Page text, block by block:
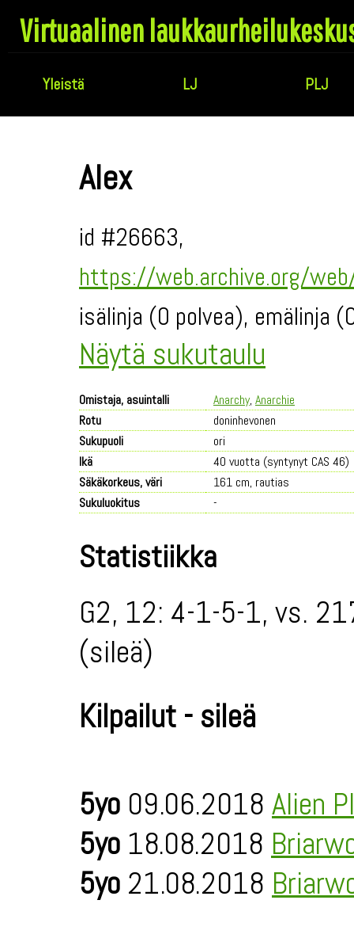
Virtuaalinen
Yleistä LJ PLJ
Alex
id #26663,
https://web.archive.org/
isälinja (0 polvea), emälinja
Näytä sukutaulu
Omistaja, asuintalli Anarchy, Anarchie
Rotu
doninhevonen
Sukupuoli
ori
Ikä
40 vuotta (syntynyt CAS 46)
Säkäkorkeus, väri
161 cm, rautias
Sukuluokitus
-
Statistiikka
G2, 12: 4-1-5-1, vs.
(sileä)
Kilpailut - sileä
5yo 09.06.2018 Alien
5yo 18.08.2018
5yo 21.08.2018